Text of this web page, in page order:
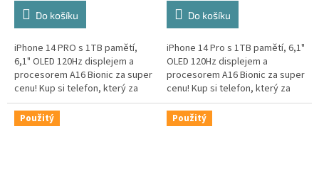
Do košíku
iPhone 14 PRO s 1TB pamětí,
6,1" OLED 120Hz displejem a
procesorem A16 Bionic za super
cenu! Kup si telefon, který za
málo peněz zahraje spoustu
muziky.
Do košíku
iPhone 14 Pro s 1TB pamětí, 6,1"
OLED 120Hz displejem a
procesorem A16 Bionic za super
cenu! Kup si telefon, který za
málo peněz zahraje spoustu
muziky.
Použitý Použitý